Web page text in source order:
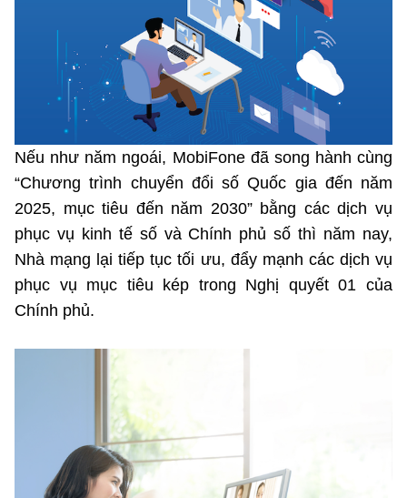
Chữ ký số
Giải pháp
Điều khoản sử dụng
Sơ đồ trang
Liên kết
Cơ quan chủ quản: Bộ Khoa học và Công nghệ (MST)
Chịu trách nhiệm nội dung: Nguyễn Thị Hải Hằng Giám đốc
Trung tâm Truyền thông Khoa học và Công nghệ.
Liên hệ
Điện thoại: 024 3936 9506
Email: stc@mst.gov.vn
Theo dõi MST trên
Nếu như năm ngoái, MobiFone đã song hành cùng
“Chương trình chuyển đổi số Quốc gia đến năm
2025, mục tiêu đến năm 2030” bằng các dịch vụ
phục vụ kinh tế số và Chính phủ số thì năm nay,
Nhà mạng lại tiếp tục tối ưu, đẩy mạnh các dịch vụ
phục vụ mục tiêu kép trong Nghị quyết 01 của
Chính phủ.